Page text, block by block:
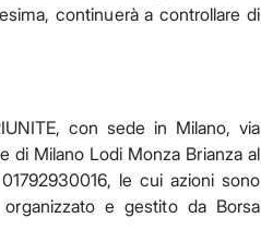
continuerà a controllare di
con sede in Milano, via
di Milano Lodi Monza Brianza al
le cui azioni sono
e gestito da Borsa